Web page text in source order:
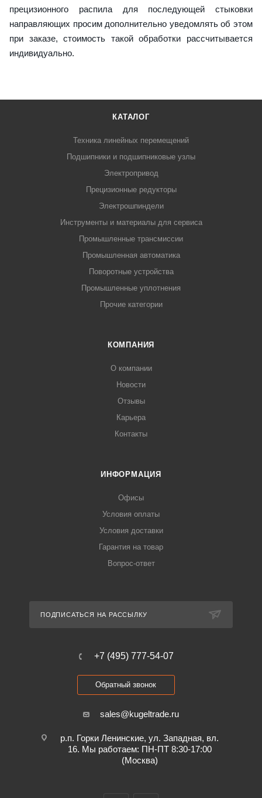
прецизионного распила для последующей стыковки
направляющих просим дополнительно уведомлять об этом
при заказе, стоимость такой обработки рассчитывается
индивидуально.
КАТАЛОГ
Техника линейных перемещений
Подшипники и подшипниковые узлы
Электропривод
Прецизионные редукторы
Электрошпиндели
Инструменты и материалы для сервиса
Промышленные трансмиссии
Промышленная автоматика
Поворотные устройства
Промышленные уплотнения
Прочие категории
КОМПАНИЯ
О компании
Новости
Отзывы
Карьера
Контакты
ИНФОРМАЦИЯ
Офисы
Условия оплаты
Условия доставки
Гарантия на товар
Вопрос-ответ
ПОДПИСАТЬСЯ НА РАССЫЛКУ
+7 (495) 777-54-07
Обратный звонок
sales@kugeltrade.ru
р.п. Горки Ленинские, ул. Западная, вл.
16. Мы работаем: ПН-ПТ 8:30-17:00
(Москва)